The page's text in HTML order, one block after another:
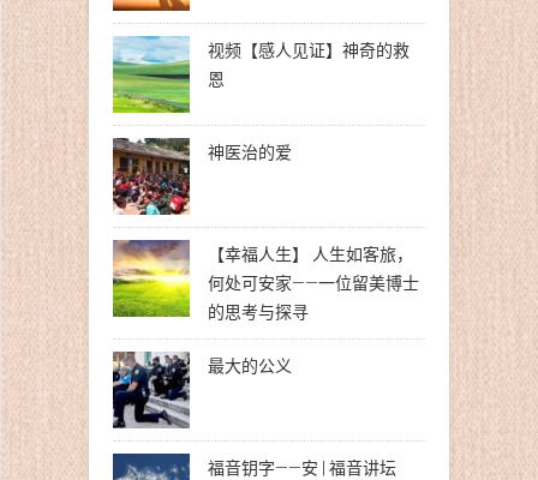
视频【感人见证】神奇的救
恩
神医治的爱
【幸福人生】 人生如客旅，
何处可安家——一位留美博士
的思考与探寻
最大的公义
福音钥字——安 | 福音讲坛